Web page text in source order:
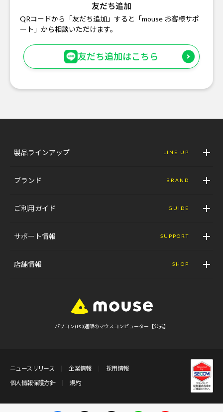
友だち追加
QRコードから「友だち追加」すると「mouse お客様サポ
ート」から相談いただけます。
友だち追加はこちら
製品ラインアップ LINE UP
ブランド BRAND
ご利用ガイド GUIDE
サポート情報 SUPPORT
店舗情報 SHOP
パソコン(PC)通販のマウスコンピューター【公式】
ニュースリリース 企業情報
採用情報
個人情報保護方針
規約